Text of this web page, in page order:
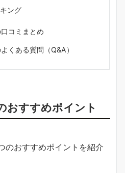
ング
コミまとめ
くある質問（Q&A）
おすすめポイント
のおすすめポイントを紹介